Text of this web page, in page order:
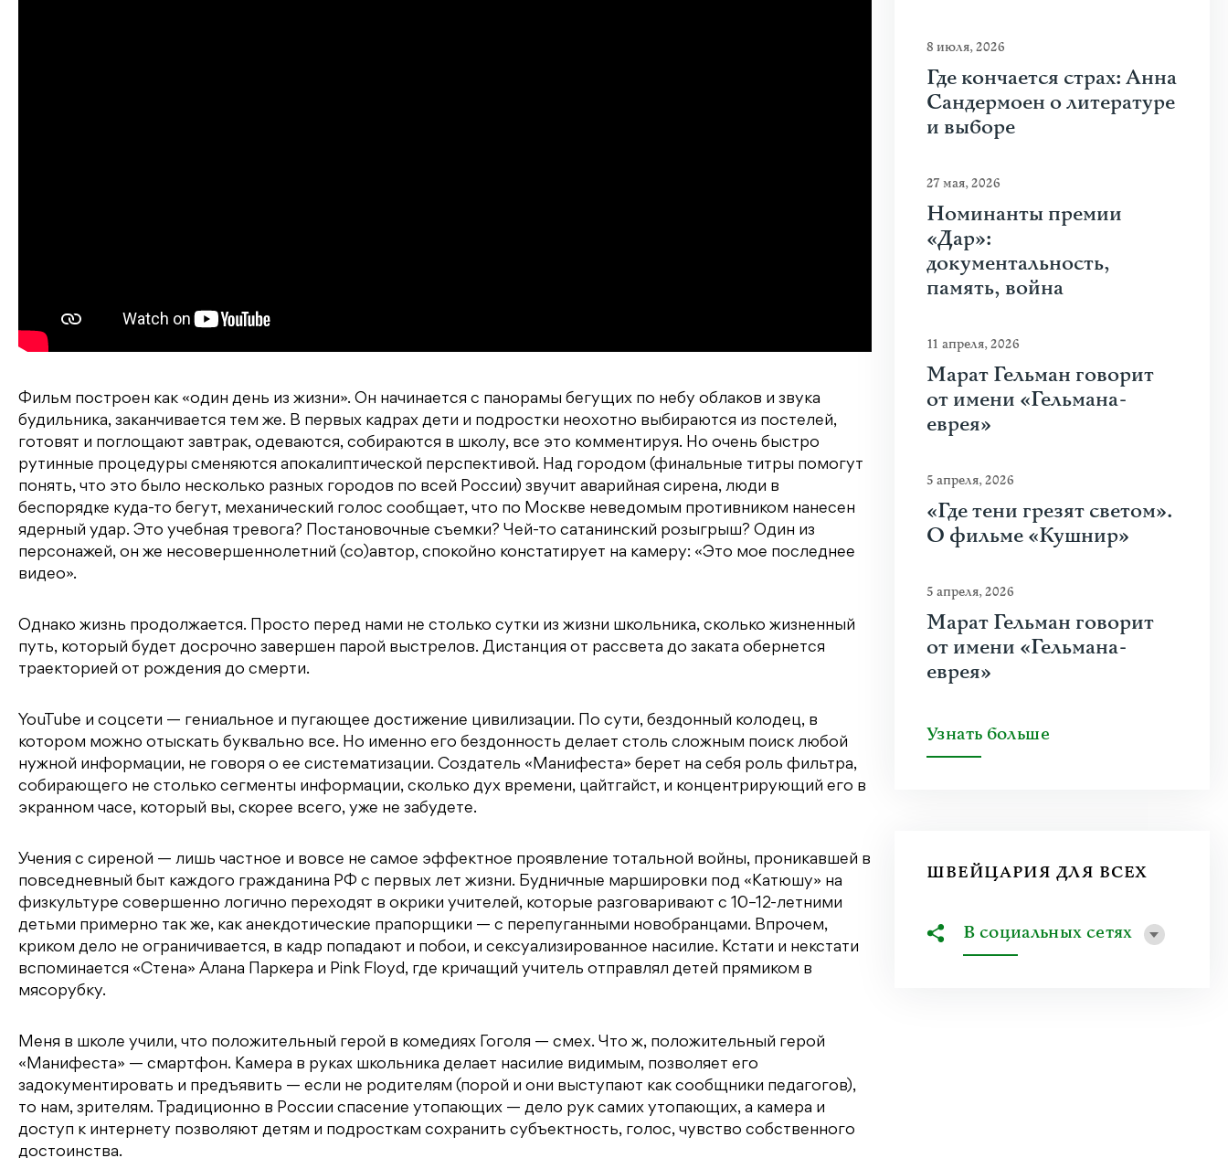
Фильм построен как «один день из жизни». Он начинается с панорамы бегущих по небу облаков и звука
будильника, заканчивается тем же. В первых кадрах дети и подростки неохотно выбираются из постелей,
готовят и поглощают завтрак, одеваются, собираются в школу, все это комментируя. Но очень быстро
рутинные процедуры сменяются апокалиптической перспективой. Над городом (финальные титры помогут
понять, что это было несколько разных городов по всей России) звучит аварийная сирена, люди в
беспорядке куда-то бегут, механический голос сообщает, что по Москве неведомым противником нанесен
ядерный удар. Это учебная тревога? Постановочные съемки? Чей-то сатанинский розыгрыш? Один из
персонажей, он же несовершеннолетний (со)автор, спокойно констатирует на камеру: «Это мое последнее
видео».
Однако жизнь продолжается. Просто перед нами не столько сутки из жизни школьника, сколько жизненный
путь, который будет досрочно завершен парой выстрелов. Дистанция от рассвета до заката обернется
траекторией от рождения до смерти.
YouTube и соцсети — гениальное и пугающее достижение цивилизации. По сути, бездонный колодец, в
котором можно отыскать буквально всe. Но именно его бездонность делает столь сложным поиск любой
нужной информации, не говоря о ее систематизации. Создатель «Манифеста» берет на себя роль фильтра,
собирающего не столько сегменты информации, сколько дух времени, цайтгайст, и концентрирующий его в
экранном часе, который вы, скорее всего, уже не забудете.
Учения с сиреной — лишь частное и вовсе не самое эффектное проявление тотальной войны, проникавшей в
повседневный быт каждого гражданина РФ с первых лет жизни. Будничные маршировки под «Катюшу» на
физкультуре совершенно логично переходят в окрики учителей, которые разговаривают с 10–12-летними
детьми примерно так же, как анекдотические прапорщики — с перепуганными новобранцами. Впрочем,
криком дело не ограничивается, в кадр попадают и побои, и сексуализированное насилие. Кстати и некстати
вспоминается «Стена» Алана Паркера и Pink Floyd, где кричащий учитель отправлял детей прямиком в
мясорубку.
Меня в школе учили, что положительный герой в комедиях Гоголя — смех. Что ж, положительный герой
«Манифеста» — смартфон. Камера в руках школьника делает насилие видимым, позволяет его
задокументировать и предъявить — если не родителям (порой и они выступают как сообщники педагогов),
то нам, зрителям. Традиционно в России спасение утопающих — дело рук самих утопающих, а камера и
доступ к интернету позволяют детям и подросткам сохранить субъектность, голос, чувство собственного
достоинства.
8 июля, 2026
Где кончается страх: Анна
Сандермоен о литературе
и выборе
27 мая, 2026
Номинанты премии
«Дар»:
документальность,
память, война
11 апреля, 2026
Марат Гельман говорит
от имени «Гельмана-
еврея»
5 апреля, 2026
«Где тени грезят светом».
О фильме «Кушнир»
5 апреля, 2026
Марат Гельман говорит
от имени «Гельмана-
еврея»
Узнать больше
ШВЕЙЦАРИЯ ДЛЯ ВСЕХ
В социальных сетях